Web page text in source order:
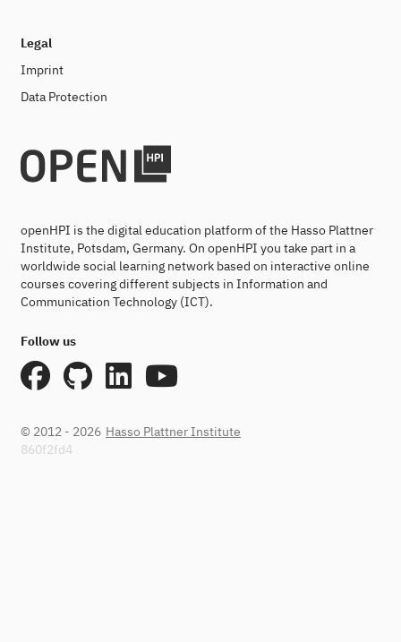
Legal
Imprint
Data Protection
openHPI is the digital education platform of the Hasso Plattner
Institute, Potsdam, Germany. On openHPI you take part in a
worldwide social learning network based on interactive online
courses covering different subjects in Information and
Communication Technology (ICT).
Follow us
© 2012 - 2026 Hasso Plattner Institute
860f2fd4